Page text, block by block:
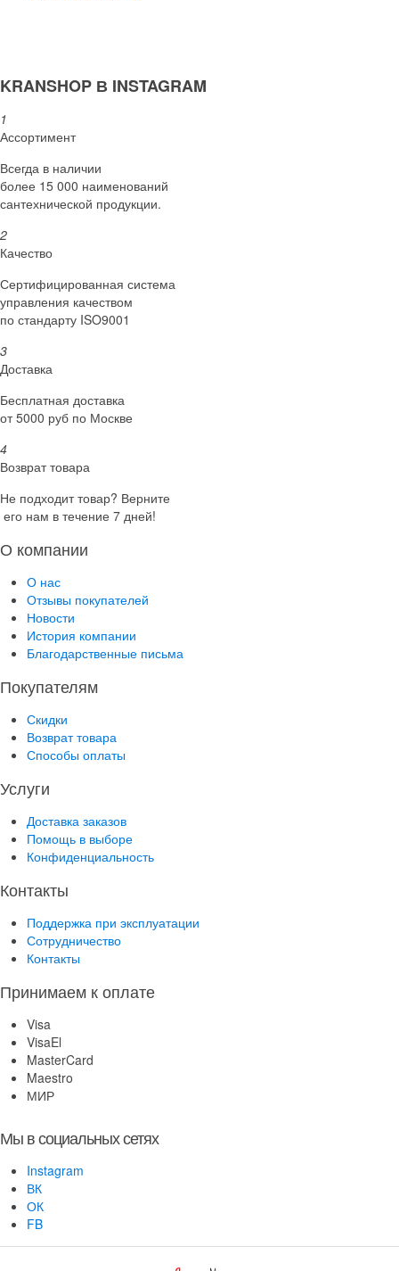
KRANSHOP В INSTAGRAM
1
Ассортимент
Всегда в наличии
более 15 000 наименований
сантехнической продукции.
2
Качество
Сертифициро­ванная система
управления качеством
по стандарту ISO9001
3
Доставка
Бесплатная доставка
от 5000 руб по Москве
4
Возврат товара
Не подходит товар? Верните
его нам в течение 7 дней!
О компании
О нас
Отзывы покупателей
Новости
История компании
Благодарственные письма
Покупателям
Скидки
Возврат товара
Способы оплаты
Услуги
Доставка заказов
Помощь в выборе
Конфиденциальность
Контакты
Поддержка при эксплуатации
Сотрудничество
Контакты
Принимаем к оплате
Visa
VisaEl
MasterCard
Maestro
МИР
Мы в социальных сетях
Instagram
ВК
ОК
FB